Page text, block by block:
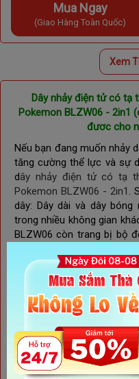
Mua Ngay
(Giao Hàng Toàn Quốc)
Xem
Dây nhảy điện tử có
Pokemon BLZW06 - 2in1
đươc cho
Nếu bạn đang muốn nhảy
tăng cường thể lực và sự
dây nhảy điện tử có tạ
Pokemon BLZW06 - 2in1 .
dây: Dây dài và dây bóng
trong nhiều không gian
BLZW06 còn trang bị bộ
nhiều người dùng yêu
kế nhỏ gọn đẹp mắt và giá